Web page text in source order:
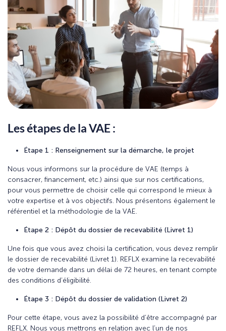
Les étapes de la VAE :
Étape 1 : Renseignement sur la démarche, le projet
Nous vous informons sur la procédure de VAE (temps à
consacrer, financement, etc.) ainsi que sur nos certifications,
pour vous permettre de choisir celle qui correspond le mieux à
votre expertise et à vos objectifs. Nous présentons également le
référentiel et la méthodologie de la VAE.
Étape 2 : Dépôt du dossier de recevabilité (Livret 1)
Une fois que vous avez choisi la certification, vous devez remplir
le dossier de recevabilité (Livret 1). REFLX examine la recevabilité
de votre demande dans un délai de 72 heures, en tenant compte
des conditions d’éligibilité.
Étape 3 : Dépôt du dossier de validation (Livret 2)
Pour cette étape, vous avez la possibilité d’être accompagné par
REFLX. Nous vous mettrons en relation avec l’un de nos